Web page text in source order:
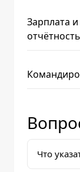
Зарплата
отчётность
Что